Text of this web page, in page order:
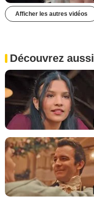
Afficher les autres vidéos
Découvrez aussi